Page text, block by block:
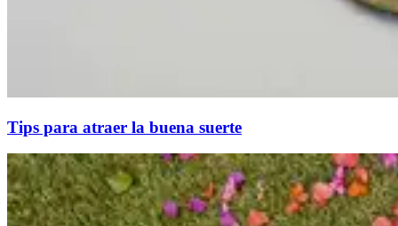
Tips para atraer la buena suerte